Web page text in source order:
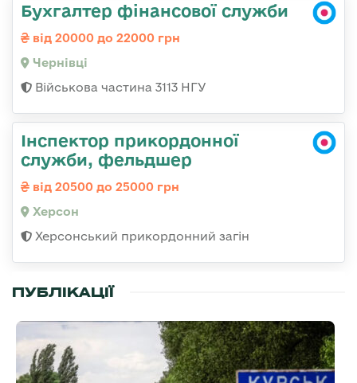
Бухгалтер фінансової служби
від 20000 до 22000 грн
Чернівці
Військова частина 3113 НГУ
Інспектор прикордонної
служби, фельдшер
від 20500 до 25000 грн
Херсон
Херсонський прикордонний загін
ПУБЛІКАЦІЇ